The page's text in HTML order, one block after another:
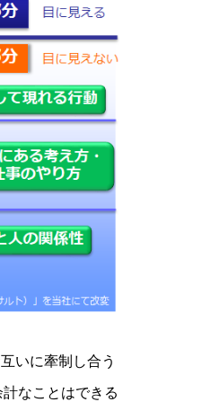
いに牽制し合う
なことはできる